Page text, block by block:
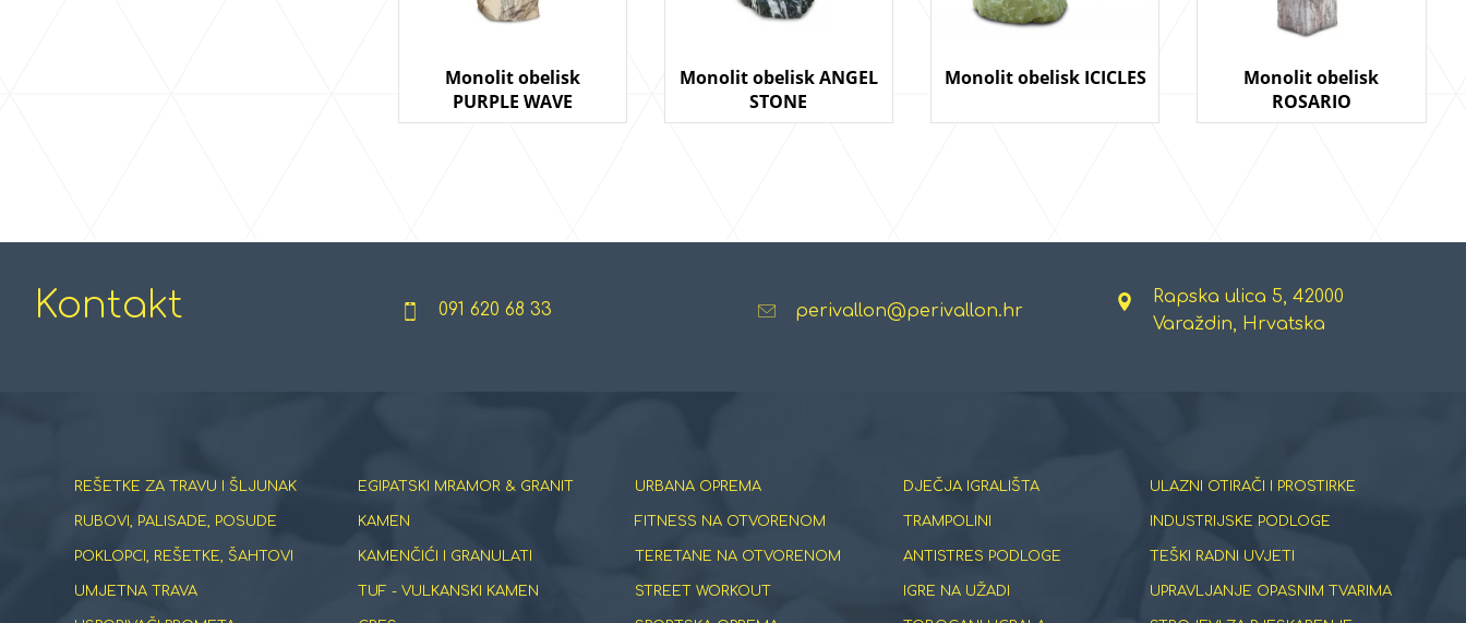
Monolit obelisk
PURPLE WAVE
Monolit obelisk ANGEL
STONE
Monolit obelisk ICICLES
Monolit obelisk
ROSARIO
Kontakt 091 620 68 33 perivallon@perivallon.hr
Rapska ulica 5, 42000
Varaždin, Hrvatska
REŠETKE ZA TRAVU I ŠLJUNAK
RUBOVI, PALISADE, POSUDE
POKLOPCI, REŠETKE, ŠAHTOVI
UMJETNA TRAVA
EGIPATSKI MRAMOR & GRANIT
KAMEN
KAMENČIĆI I GRANULATI
TUF - VULKANSKI KAMEN
URBANA OPREMA
FITNESS NA OTVORENOM
TERETANE NA OTVORENOM
STREET WORKOUT
DJEČJA IGRALIŠTA
TRAMPOLINI
ANTISTRES PODLOGE
IGRE NA UŽADI
ULAZNI OTIRAČI I PROSTIRKE
INDUSTRIJSKE PODLOGE
TEŠKI RADNI UVJETI
UPRAVLJANJE OPASNIM TVARIMA